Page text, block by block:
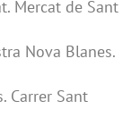
Mercat de Sant
Nova Blanes.
Carrer Sant